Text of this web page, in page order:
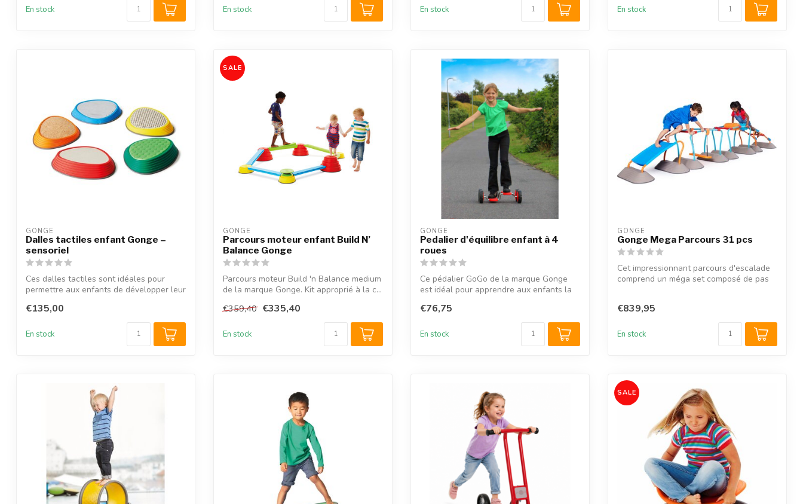
En stock En stock En stock En stock
GONGE
Dalles tactiles enfant Gonge –
sensoriel
Ces dalles tactiles sont idéales pour
permettre aux enfants de développer leur
€135,00
En stock
SALE
GONGE
Parcours moteur enfant Build N’
Balance Gonge
Parcours moteur Build 'n Balance medium
de la marque Gonge. Kit approprié à la c...
€359,40 €335,40
En stock
GONGE
Pedalier d'équilibre enfant à 4
roues
Ce pédalier GoGo de la marque Gonge
est idéal pour apprendre aux enfants la
€76,75
En stock
GONGE
Gonge Mega Parcours 31 pcs
Cet impressionnant parcours d'escalade
comprend un méga set composé de pas
€839,95
En stock
SALE